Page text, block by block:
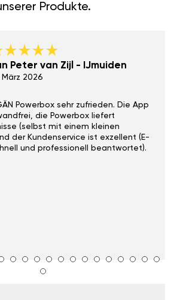
Produkte.
Peter van Zijl - IJmuiden
März 2026
Powerbox sehr zufrieden. Die App
die Powerbox liefert
(selbst mit einem kleinen
der Kundenservice ist exzellent (E-
und professionell beantwortet).